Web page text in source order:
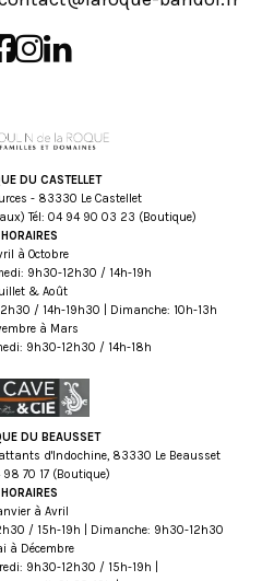
DU CASTELLET
- 83330 Le Castellet
Tél: 32 30 09 49 40 (Boutique)
HORAIRES
à Octobre
9h30-12h30 / 14h-19h
& Août
/ 14h-19h30 | Dimanche: 10h-13h
à Mars
9h30-12h30 / 14h-18h
DU BEAUSSET
d'Indochine, 83330 Le Beausset
49 40 (Boutique)
HORAIRES
à Avril
/ 15h-19h | Dimanche: 9h30-12h30
à Décembre
9h30-12h30 / 15h-19h |